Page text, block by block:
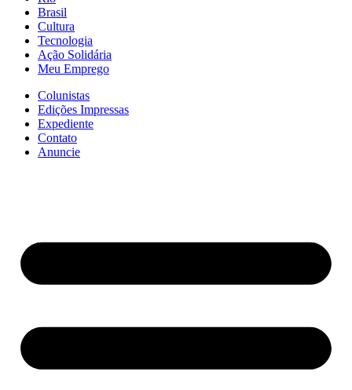
Brasil
Cultura
Tecnologia
Ação Solidária
Meu Emprego
Colunistas
Edições Impressas
Expediente
Contato
Anuncie